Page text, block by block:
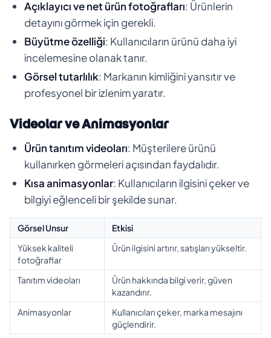
Açıklayıcı ve net ürün fotoğrafları: Ürünlerin
detayını görmek için gerekli.
Büyütme özelliği: Kullanıcıların ürünü daha iyi
incelemesine olanak tanır.
Görsel tutarlılık: Markanın kimliğini yansıtır ve
profesyonel bir izlenim yaratır.
Videolar ve Animasyonlar
Ürün tanıtım videoları: Müşterilere ürünü
kullanırken görmeleri açısından faydalıdır.
Kısa animasyonlar: Kullanıcıların ilgisini çeker ve
bilgiyi eğlenceli bir şekilde sunar.
Görsel Unsur
Etkisi
Yüksek kaliteli
fotoğraflar
Ürün ilgisini artırır, satışları yükseltir.
Tanıtım videoları
Ürün hakkında bilgi verir, güven
kazandırır.
Animasyonlar
Kullanıcıları çeker, marka mesajını
güçlendirir.